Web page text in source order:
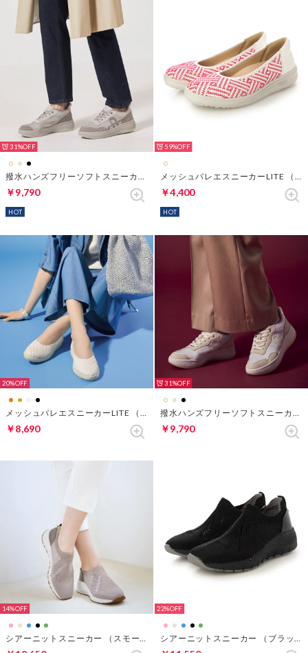
31%
撥水ハンズフリーソフトスニーカー651 （グレーパターン）
￥9,790
HOT
59%
メッシュバレエスニーカーLITE （ピンク・パターン）
￥4,400
HOT
20%
￥8,690
31%
￥9,790
14% 22%